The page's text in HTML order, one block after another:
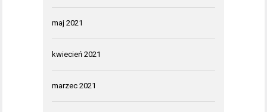
maj 2021
kwiecień 2021
marzec 2021